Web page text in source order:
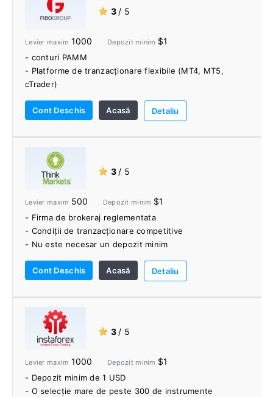
★ 3 / 5
Levier maxim 1000 Depozit minim $1
- conturi PAMM
- Platforme de tranzacționare flexibile (MT4, MT5,
cTrader)
- Mai multe tipuri de conturi
- Echipa de asistență pentru clienți vorbește 12 limbi
Cont Deschis Acasă Detaliu
★ 3 / 5
Levier maxim 500 Depozit minim $1
- Firma de brokeraj reglementata
- Condiții de tranzacționare competitive
- Nu este necesar un depozit minim
- Platforme de tranzacționare flexibile
- Trading Central & Autochartist
- Serviciu VPS
- Materiale educative
Cont Deschis Acasă Detaliu
★ 3 / 5
Levier maxim 1000 Depozit minim $1
- Depozit minim de 1 USD
- O selecție mare de peste 300 de instrumente